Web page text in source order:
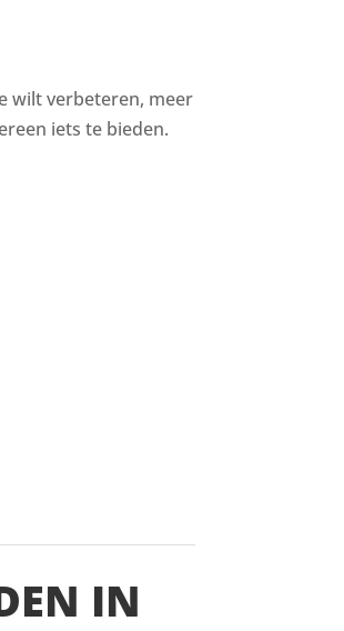
wilt verbeteren, meer
iets te bieden.
IN